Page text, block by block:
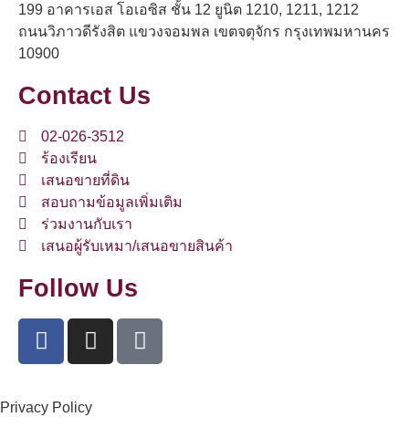
199 อาคารเอส โอเอซิส ชั้น 12 ยูนิต 1210, 1211, 1212
ถนนวิภาวดีรังสิต แขวงจอมพล เขตจตุจักร กรุงเทพมหานคร
10900
Contact Us
02-026-3512
ร้องเรียน
เสนอขายที่ดิน
สอบถามข้อมูลเพิ่มเติม
ร่วมงานกับเรา
เสนอผู้รับเหมา/เสนอขายสินค้า
Follow Us
Privacy Policy